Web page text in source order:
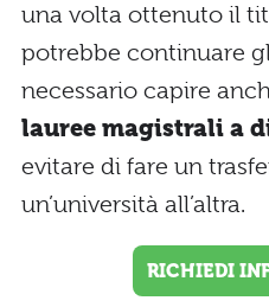
una volta ottenuto il
potrebbe continuare
necessario capire
lauree magistrali a
evitare di fare un
un’università all’altra.
RICHIEDI